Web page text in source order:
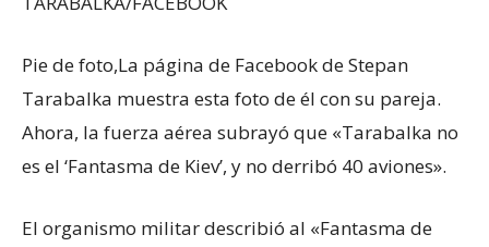
Pie de foto,La página de Facebook de Stepan
Tarabalka muestra esta foto de él con su pareja.
Ahora, la fuerza aérea subrayó que «Tarabalka no
es el ‘Fantasma de Kiev’, y no derribó 40 aviones».
El organismo militar describió al «Fantasma de